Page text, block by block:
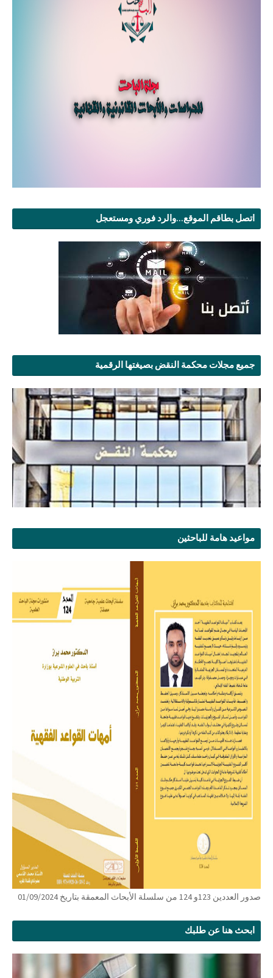
اتصل بطاقم الموقع...والرد فوري ومستعجل
جميع مجلات محكمة النقض بصيغتها الرقمية
مواعيد هامة للباحثين
صدور العددين 123و 124 من سلسلة الأبحاث المعمقة بتاريخ 01/09/2024
ابحث هنا عن طلبك